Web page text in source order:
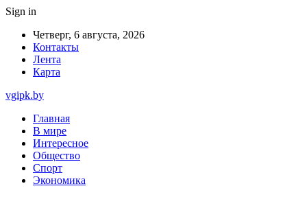
Sign in
Четверг, 6 августа, 2026
Контакты
Лента
Карта
vgipk.by
Главная
В мире
Интересное
Общество
Спорт
Экономика